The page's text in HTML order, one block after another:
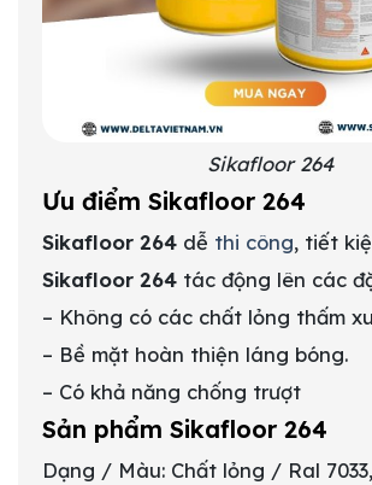
Sikafloor 264
Ưu điểm Sikafloor 264
Sikafloor 264 dễ thi công, tiết
Sikafloor 264 tác động lên các
– Không có các chất lỏng thấm
– Bề mặt hoàn thiện láng bóng.
– Có khả năng chống trượt
Sản phẩm Sikafloor 264
Dạng / Màu: Chất lỏng / Ral